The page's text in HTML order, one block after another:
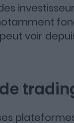
voir